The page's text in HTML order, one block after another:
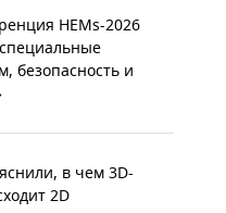
HEMs-2026
безопасность и
в чем 3D-
2D